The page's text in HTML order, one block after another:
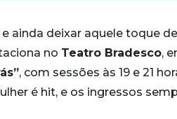
ainda deixar aquele toque
no Teatro Bradesco,
, com sessões às 19 e 21
é hit, e os ingressos